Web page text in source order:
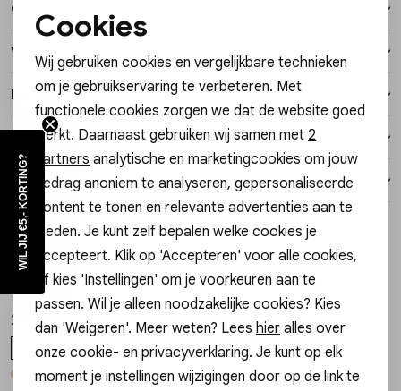
Vesten
Jassen
Lingerie
Over dit item
Winkelvoorraad
Kenmerken
Verzending / Ophalen in de winkel
Retourneren
Style dit met Sale
Gossip
DA-210 EVIE HAKKEN
20,00 39,99
38 41
1/2
JV-2603-1103 TOP SUE
69,99
M
Noodzakelijke cookies
Personalisatie cookies
Analytische cookies
Marketing cookies
Cookies
Wij gebruiken cookies en vergelijkbare technieken
om je gebruikservaring te verbeteren. Met
functionele cookies zorgen we dat de website goed
werkt. Daarnaast gebruiken wij samen met 2
partners analytische en marketingcookies om jouw
gedrag anoniem te analyseren, gepersonaliseerde
content te tonen en relevante advertenties aan te
bieden. Je kunt zelf bepalen welke cookies je
accepteert. Klik op 'Accepteren' voor alle cookies,
of kies 'Instellingen' om je voorkeuren aan te
passen. Wil je alleen noodzakelijke cookies? Kies
dan 'Weigeren'. Meer weten? Lees hier alles over
onze cookie- en privacyverklaring. Je kunt op elk
moment je instellingen wijzigingen door op de link te
WIL JIJ €5,- KORTING?